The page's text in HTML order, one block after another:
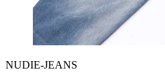
NUDIE-JEANS